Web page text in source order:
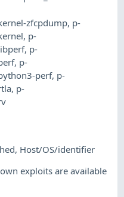
zfcpdump, p-
, p-
, p-
, p-
perf, p-
, p-
, Host/OS/identifier
exploits are available